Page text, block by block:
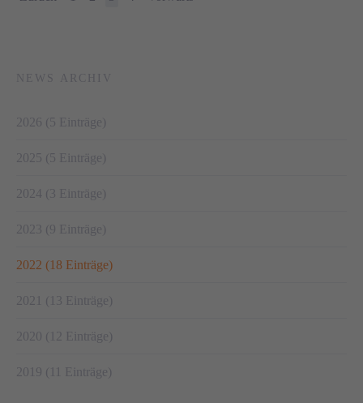
NEWS ARCHIV
2026 (5 Einträge)
2025 (5 Einträge)
2024 (3 Einträge)
2023 (9 Einträge)
2022 (18 Einträge)
2021 (13 Einträge)
2020 (12 Einträge)
2019 (11 Einträge)